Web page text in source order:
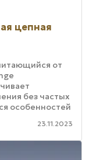
цепная
от
без частых
особенностей
...
23.11.2023